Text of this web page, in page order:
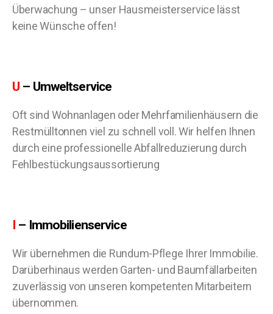
Überwachung – unser Hausmeisterservice lässt
keine Wünsche offen!
U – Umweltservice
Oft sind Wohnanlagen oder Mehrfamilienhäusern die
Restmülltonnen viel zu schnell voll. Wir helfen Ihnen
durch eine professionelle Abfallreduzierung durch
Fehlbestückungsaussortierung
I – Immobilienservice
Wir übernehmen die Rundum-Pflege Ihrer Immobilie.
Darüberhinaus werden Garten- und Baumfällarbeiten
zuverlässig von unseren kompetenten Mitarbeitern
übernommen.